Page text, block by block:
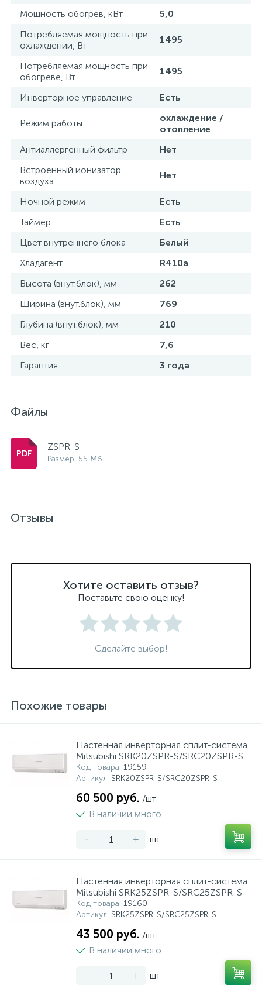
Мощность обогрев, кВт
5,0
Потребляемая мощность при
охлаждении, Вт
1495
Потребляемая мощность при
обогреве, Вт
1495
Инверторное управление Есть
Режим работы
охлаждение /
отопление
Антиаллергенный фильтр
Нет
Встроенный ионизатор
воздуха
Нет
Ночной режим
Есть
Таймер
Есть
Цвет внутреннего блока
Белый
Хладагент
R410a
Высота (внут.блок), мм
262
Ширина (внут.блок), мм
769
Глубина (внут.блок), мм
210
Вес, кг
7,6
Гарантия
3 года
Файлы
ZSPR-S
Размер: 55 Мб
Отзывы
Хотите оставить отзыв?
Поставьте свою оценку!
Сделайте выбор!
Похожие товары
Настенная инверторная сплит-система
Mitsubishi SRK20ZSPR-S/SRC20ZSPR-S
Код товара: 19159
Артикул: SRK20ZSPR-S/SRC20ZSPR-S
60 500 руб. /шт
В наличии много
- + шт
Настенная инверторная сплит-система
Mitsubishi SRK25ZSPR-S/SRC25ZSPR-S
Код товара: 19160
Артикул: SRK25ZSPR-S/SRC25ZSPR-S
43 500 руб. /шт
В наличии много
- + шт